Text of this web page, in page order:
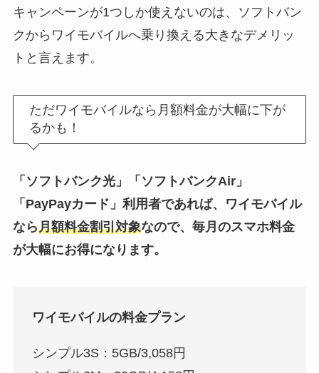
キャンペーンが1つしか使えないのは、ソフトバン
クからワイモバイルへ乗り換える大きなデメリッ
トと言えます。
ただワイモバイルなら月額料金が大幅に下が
るかも！
「ソフトバンク光」「ソフトバンクAir」
「PayPayカード」利用者であれば、ワイモバイル
なら月額料金割引対象なので、毎月のスマホ料金
が大幅にお得になります。
ワイモバイルの料金プラン
シンプル3S：5GB/3,058円